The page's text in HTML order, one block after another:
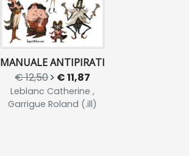
MANUALE ANTIPIRATI
€ 12,50 € 11,87
Leblanc Catherine ,
Garrigue Roland (.ill)